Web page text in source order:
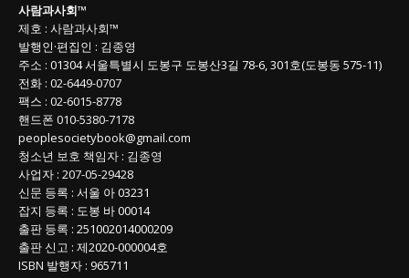
목
록
사람과사회™
제호 : 사람과사회™
발행인·편집인 : 김종영
주소 : 01304서울특별시 도봉구 도봉산3길 78-6, 301호(도봉동 575-11)
전화 : 02-6449-0707
팩스 : 02-6015-8778
핸드폰 010-5380-7178
peoplesocietybook@gmail.com
청소년 보호 책임자 : 김종영
사업자 : 207-05-29428
신문 등록 : 서울 아 03231
잡지 등록 : 도봉 바 00014
출판 등록 : 251002014000209
출판 신고 : 제2020-000004호
ISBN 발행자 : 965711